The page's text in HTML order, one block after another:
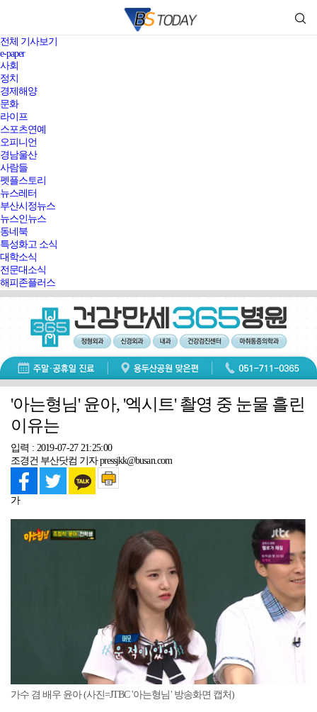
전체 기사보기
e-paper
사회
정치
경제해양
문화
라이프
스포츠연예
오피니언
경남울산
사람들
펫플스토리
뉴스레터
부산시정뉴스
뉴스인뉴스
동네북
특성화고 소식
대학소식
전문대소식
해피존플러스
'아는형님' 윤아, '엑시트' 촬영 중 눈물 흘린
이유는
입력 : 2019-07-27 21:25:00
조경건 부산닷컴 기자 pressjkk@busan.com
가
가수 겸 배우 윤아 (사진=JTBC '아는형님' 방송화면 캡처)